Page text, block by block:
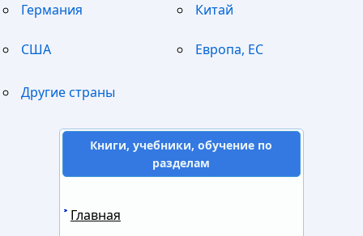
Германия Китай
США Европа, ЕС
Другие страны
Книги, учебники, обучение по
разделам
Главная